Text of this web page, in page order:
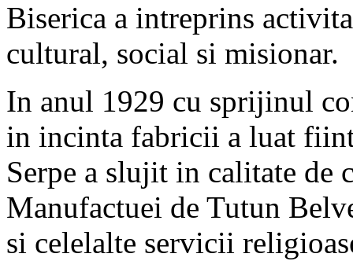
Biserica a intreprins
cultural, social si misionar.
In anul 1929 cu sprijinul
in incinta fabricii a luat
Serpe a slujit in calitate de
Manufactuei de Tutun
si celelalte servicii